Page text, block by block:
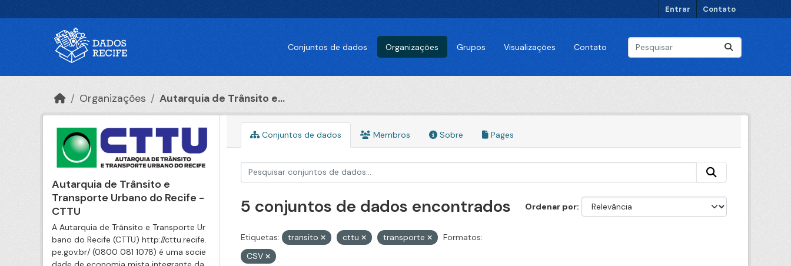
Entrar Contato
Conjuntos de dados Organizações Grupos Visualizações Contato
Organizações Autarquia de Trânsito e...
Autarquia de Trânsito e
Transporte Urbano do Recife -
CTTU
A Autarquia de Trânsito e Transporte Ur
bano do Recife (CTTU) http://cttu.recife.
pe.gov.br/ (0800 081 1078) é uma socie
Conjuntos de dados Membros Sobre Pages
Ordenar por
5 conjuntos de dados encontrados
Etiquetas: transito cttu transporte
Formatos:
CSV